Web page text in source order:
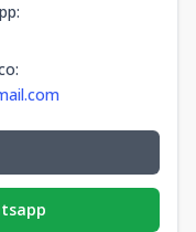
:
: